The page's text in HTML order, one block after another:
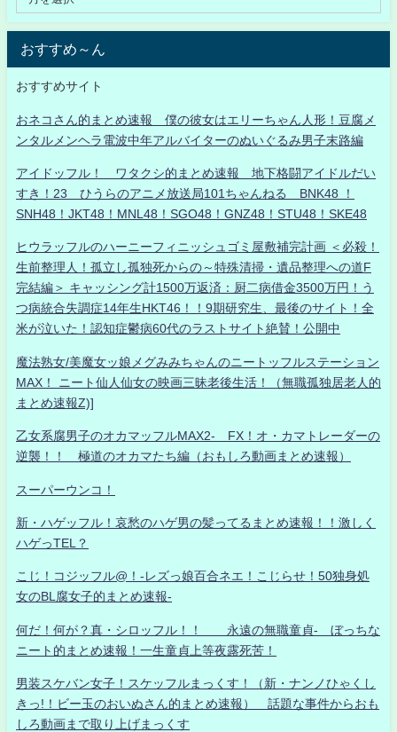
おすすめ～ん
おすすめサイト
おネコさん的まとめ速報 僕の彼女はエリーちゃん人形！豆腐メ
ンタルメンヘラ電波中年アルバイターのぬいぐるみ男子末路編
アイドッフル！ ワタクシ的まとめ速報 地下格闘アイドルだい
すき！23 ひうらのアニメ放送局101ちゃんねる BNK48 ！
SNH48！JKT48！MNL48！SGO48！GNZ48！STU48！SKE48
ヒウラッフルのハーニーフィニッシュゴミ屋敷補完計画 ＜必殺！
生前整理人！孤立し孤独死からの～特殊清掃・遺品整理への道F
完結編＞ キャッシング計1500万返済：厨二病借金3500万円！う
つ病統合失調症14年生HKT46！！9期研究生、最後のサイト！全
米が泣いた！認知症鬱病60代のラストサイト絶賛！公開中
魔法熟女/美魔女ッ娘メグみみちゃんのニートッフルステーション
MAX！ ニート仙人仙女の映画三昧老後生活！（無職孤独居老人的
まとめ速報Z)]
乙女系腐男子のオカマッフルMAX2- FX！オ・カマトレーダーの
逆襲！！ 極道のオカマたち編（おもしろ動画まとめ速報）
スーパーウンコ！
新・ハゲッフル！哀愁のハゲ男の髪ってるまとめ速報！！激しく
ハゲっTEL？
こじ！コジッフル@！-レズっ娘百合ネエ！こじらせ！50独身処
女のBL腐女子的まとめ速報-
何だ！何が？真・シロッフル！！ 永遠の無職童貞- ぼっちな
ニート的まとめ速報！一生童貞上等夜露死苦！
男装スケバン女子！スケッフルまっくす！（新・ナンノひゃくし
きっ!！ビー玉のおいぬさん的まとめ速報） 話題な事件からおも
しろ動画まで取り上げまっくす